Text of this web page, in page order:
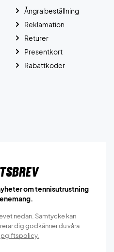
Ångra beställning
Reklamation
Returer
Presentkort
Rabattkoder
om tennisutrustning
nedan. Samtycke kan
dig godkänner du våra